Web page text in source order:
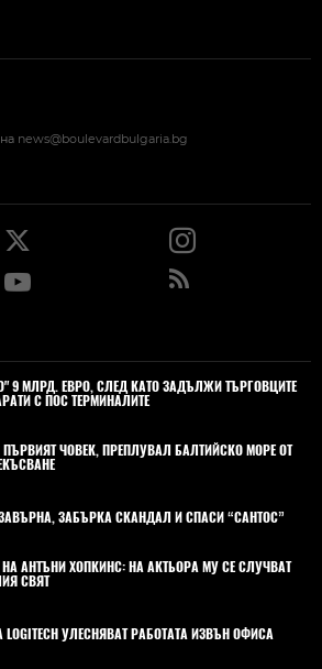
news@boulevardbulgaria.bg
9 МЛРД. ЕВРО, СЛЕД КАТО ЗАДЪЛЖИ ТЪРГОВЦИТЕ
С ПОС ТЕРМИНАЛИТЕ
ЧОВЕК, ПРЕПЛУВАЛ БАЛТИЙСКО МОРЕ ОТ
ЗАБЪРКА СКАНДАЛ И СПАСИ “САНТОС”
АНТЪНИ ХОПКИНС: НА АКТЬОРА МУ СЕ СЛУЧВАТ
СВЯТ
УЛЕСНЯВАТ РАБОТАТА ИЗВЪН ОФИСА